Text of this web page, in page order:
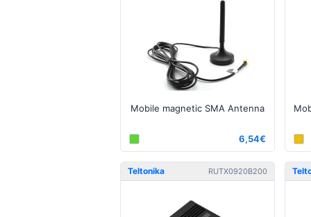
Mobile magnetic SMA Antenna
6,54€
Teltonika RUTX0920B200